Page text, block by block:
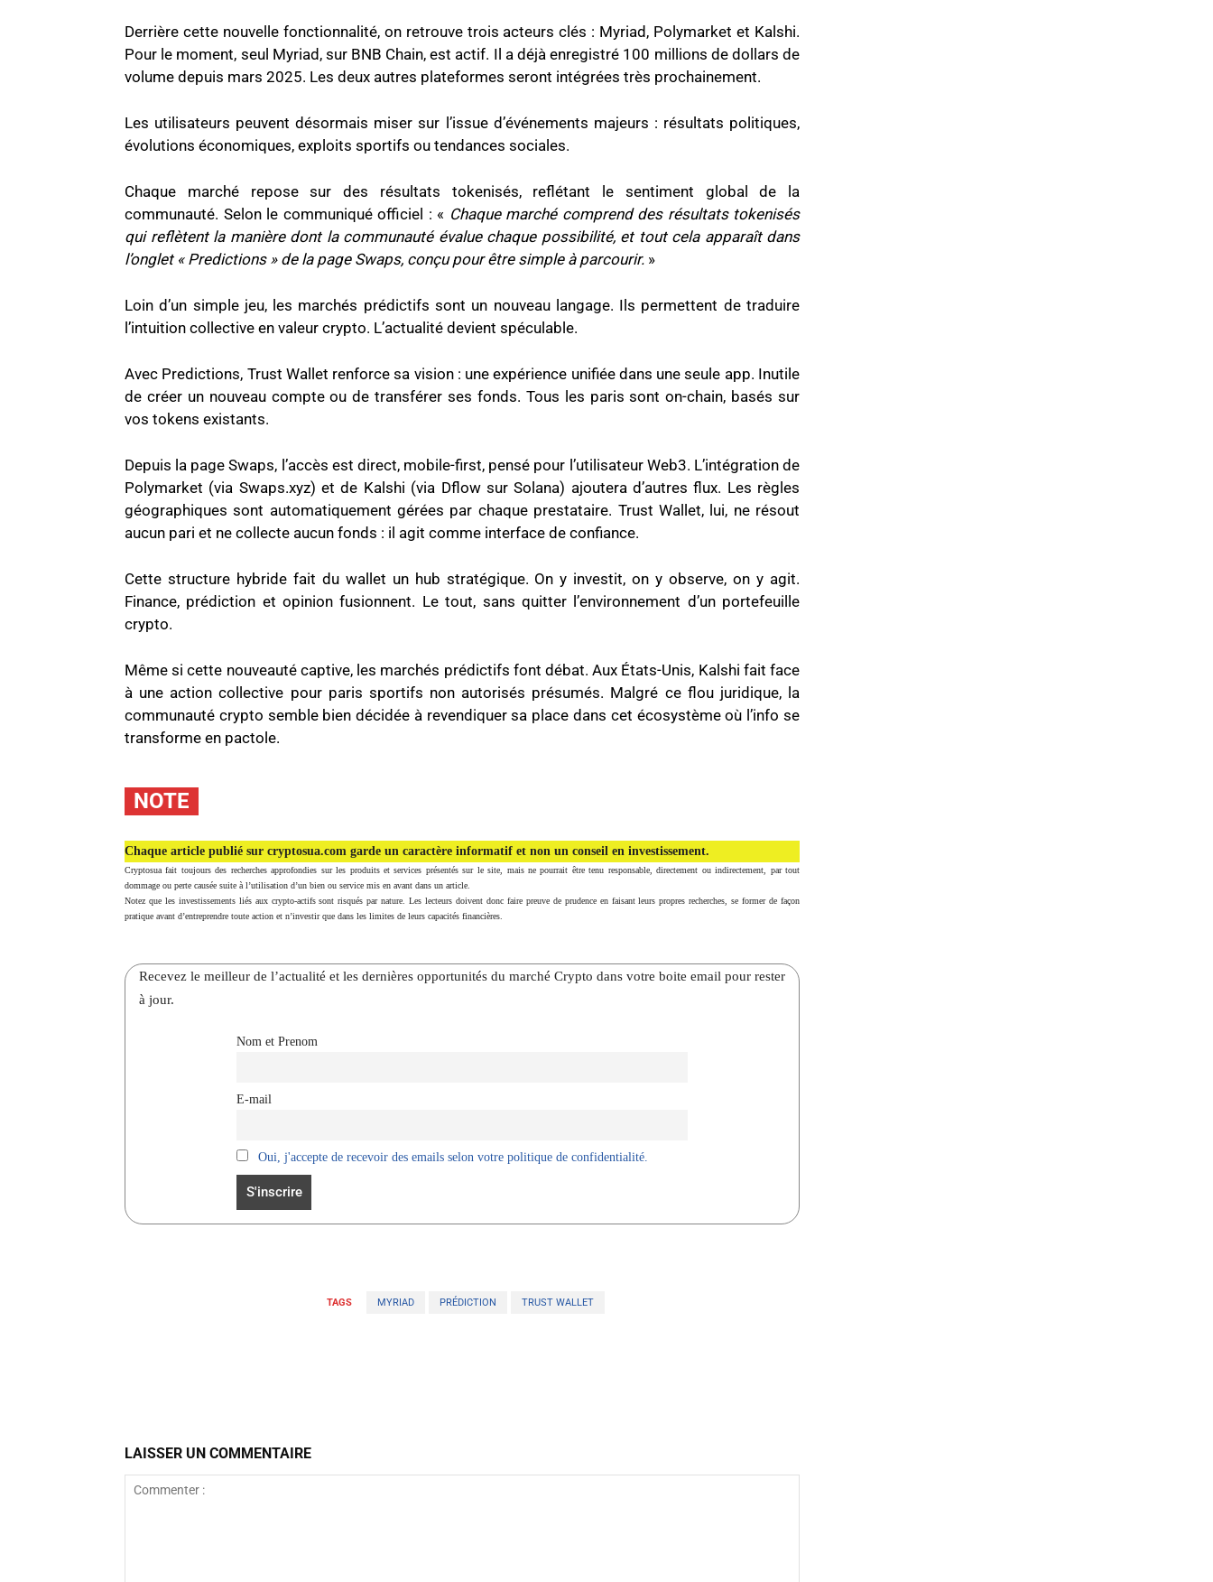
Derrière cette nouvelle fonctionnalité, on retrouve trois acteurs clés : Myriad, Polymarket et Kalshi.
Pour le moment, seul Myriad, sur BNB Chain, est actif. Il a déjà enregistré 100 millions de dollars de
volume depuis mars 2025. Les deux autres plateformes seront intégrées très prochainement.
Les utilisateurs peuvent désormais miser sur l’issue d’événements majeurs : résultats politiques,
évolutions économiques, exploits sportifs ou tendances sociales.
Chaque marché repose sur des résultats tokenisés, reflétant le sentiment global de la
communauté. Selon le communiqué officiel : « Chaque marché comprend des résultats tokenisés
qui reflètent la manière dont la communauté évalue chaque possibilité, et tout cela apparaît dans
l’onglet « Predictions » de la page Swaps, conçu pour être simple à parcourir. »
Loin d’un simple jeu, les marchés prédictifs sont un nouveau langage. Ils permettent de traduire
l’intuition collective en valeur crypto. L’actualité devient spéculable.
Avec Predictions, Trust Wallet renforce sa vision : une expérience unifiée dans une seule app. Inutile
de créer un nouveau compte ou de transférer ses fonds. Tous les paris sont on-chain, basés sur
vos tokens existants.
Depuis la page Swaps, l’accès est direct, mobile-first, pensé pour l’utilisateur Web3. L’intégration de
Polymarket (via Swaps.xyz) et de Kalshi (via Dflow sur Solana) ajoutera d’autres flux. Les règles
géographiques sont automatiquement gérées par chaque prestataire. Trust Wallet, lui, ne résout
aucun pari et ne collecte aucun fonds : il agit comme interface de confiance.
Cette structure hybride fait du wallet un hub stratégique. On y investit, on y observe, on y agit.
Finance, prédiction et opinion fusionnent. Le tout, sans quitter l’environnement d’un portefeuille
crypto.
Même si cette nouveauté captive, les marchés prédictifs font débat. Aux États-Unis, Kalshi fait face
à une action collective pour paris sportifs non autorisés présumés. Malgré ce flou juridique, la
communauté crypto semble bien décidée à revendiquer sa place dans cet écosystème où l’info se
transforme en pactole.
NOTE
Chaque article publié sur cryptosua.com garde un caractère informatif et non un conseil en investissement.
Cryptosua fait toujours des recherches approfondies sur les produits et services présentés sur le site, mais ne pourrait être tenu responsable, directement ou indirectement, par tout
dommage ou perte causée suite à l’utilisation d’un bien ou service mis en avant dans un article.
Notez que les investissements liés aux crypto-actifs sont risqués par nature. Les lecteurs doivent donc faire preuve de prudence en faisant leurs propres recherches, se former de façon
pratique avant d’entreprendre toute action et n’investir que dans les limites de leurs capacités financières.
Recevez le meilleur de l’actualité et les dernières opportunités du marché Crypto dans votre boite email pour rester
à jour.
Nom et Prenom
E-mail
Oui, j'accepte de recevoir des emails selon votre politique de confidentialité.
TAGS MYRIAD PRÉDICTION TRUST WALLET
LAISSER UN COMMENTAIRE